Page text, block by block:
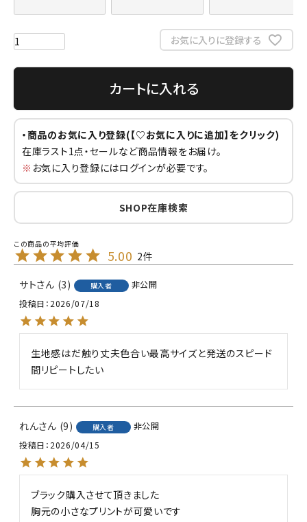
お気に入りに登録する
カートに入れる
・商品のお気に入り登録(【♡お気に入りに追加】をクリック)
在庫ラスト1点・セールなど商品情報をお届け。
※ お気に入り登録にはログインが必要です。
SHOP在庫検索
5.00 2
サト 3 購入者
非公開
投稿日 2026/07/18
生地感はだ触り丈夫色合い最高サイズと発送のスピード
間リピートしたい
れん 9 購入者
非公開
投稿日 2026/04/15
ブラック購入させて頂きました
胸元の小さなプリントが可愛いです